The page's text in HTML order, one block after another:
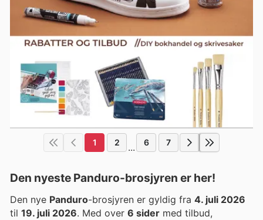
1 2 ... 6 7
Den nyeste Panduro-brosjyren er her!
Den nye Panduro-brosjyren er gyldig fra 4. juli 2026
til 19. juli 2026. Med over 6 sider med tilbud,